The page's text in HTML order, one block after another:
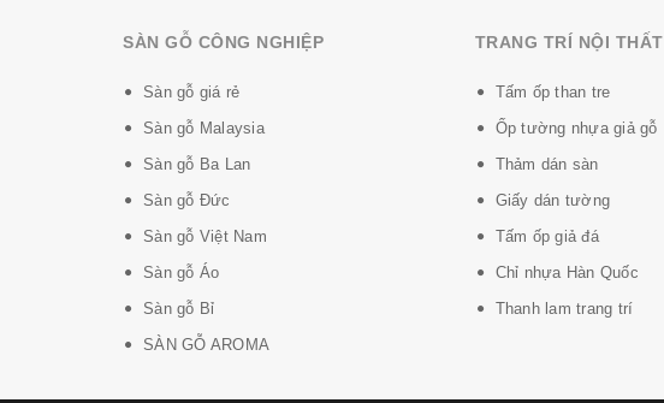
SÀN GỖ CÔNG NGHIỆP
Sàn gỗ giá rẻ
Sàn gỗ Malaysia
Sàn gỗ Ba Lan
Sàn gỗ Đức
Sàn gỗ Việt Nam
Sàn gỗ Áo
Sàn gỗ Bỉ
SÀN GỖ AROMA
TRANG TRÍ NỘI THẤT
Tấm ốp than tre
Ốp tường nhựa giả gỗ
Thảm dán sàn
Giấy dán tường
Tấm ốp giả đá
Chỉ nhựa Hàn Quốc
Thanh lam trang trí